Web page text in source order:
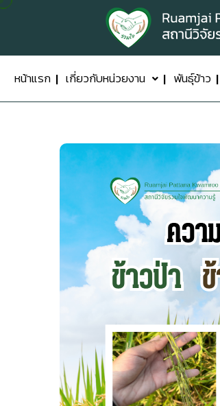
หน้าแรก เกี่ยวกับหน่วยงาน พันธุ์ข้าว